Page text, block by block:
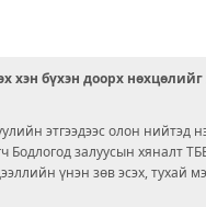
хэн бүхэн доорх
этгээдээс олон нийтэд
Бодлогод залуусын хяналт
үнэн зөв эсэх, тухай